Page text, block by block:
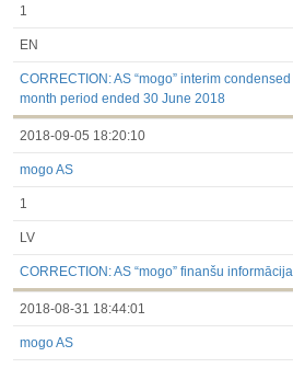
1
EN
CORRECTION: AS “mogo” interim
month period ended 30 June 2018
2018-09-05 18:20:10
mogo AS
1
LV
CORRECTION: AS “mogo” finanšu
2018-08-31 18:44:01
mogo AS